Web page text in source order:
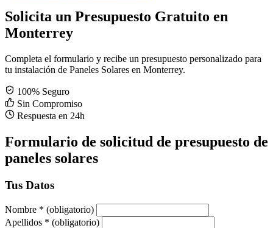
Solicita un Presupuesto Gratuito en
Monterrey
Completa el formulario y recibe un presupuesto personalizado para
tu instalación de Paneles Solares en Monterrey.
100% Seguro
Sin Compromiso
Respuesta en 24h
Formulario de solicitud de presupuesto de
paneles solares
Tus Datos
Nombre * (obligatorio)
Apellidos * (obligatorio)